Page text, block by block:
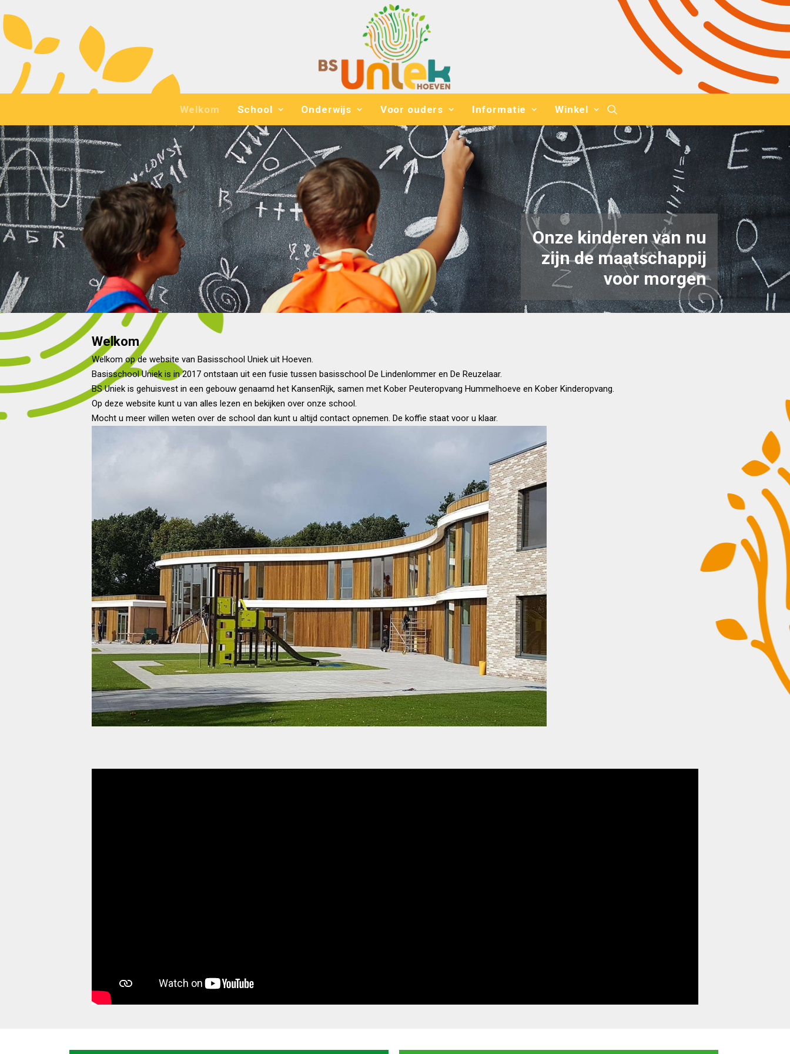
Welkom School Onderwijs Voor ouders Informatie Winkel
Onze kinderen van nu
zijn de maatschappij
voor morgen
Welkom
Welkom op de website van Basisschool Uniek uit Hoeven.
Basisschool Uniek is in 2017 ontstaan uit een fusie tussen basisschool De Lindenlommer en De Reuzelaar.
BS Uniek is gehuisvest in een gebouw genaamd het KansenRijk, samen met Kober Peuteropvang Hummelhoeve en Kober Kinderopvang.
Op deze website kunt u van alles lezen en bekijken over onze school.
Mocht u meer willen weten over de school dan kunt u altijd contact opnemen. De koffie staat voor u klaar.